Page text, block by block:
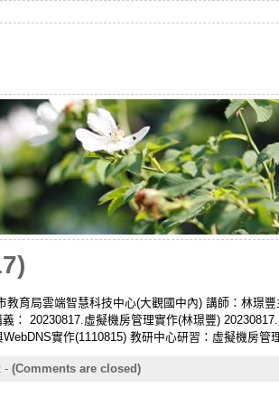
教育局雲端智慧科技中心(大觀國中內) 講師：林璟
： 20230817.虛擬機房管理實作(林璟豐)
實作(1110815) 教研中心研習：虛擬機房管
- (Comments are closed)